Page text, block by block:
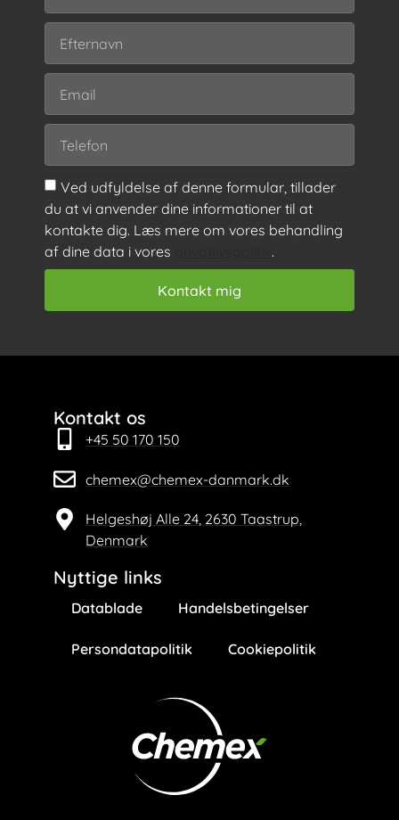
Ved udfyldelse af denne formular, tillader
du at vi anvender dine informationer til at
kontakte dig. Læs mere om vores behandling
af dine data i vores
.
Kontakt mig
Kontakt os
+45 50 170 150
chemex@chemex-danmark.dk
Helgeshøj Alle 24, 2630 Taastrup,
Denmark
Nyttige links
Datablade Handelsbetingelser
Persondatapolitik Cookiepolitik